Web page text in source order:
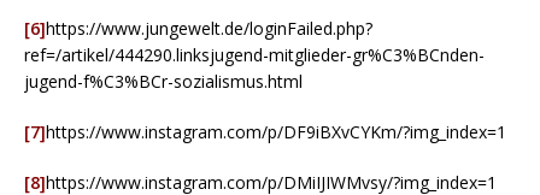
[6]https://www.jungewelt.de/loginFailed.php?
ref=/artikel/444290.linksjugend-mitglieder-gr%C3%BCnden-
jugend-f%C3%BCr-sozialismus.html
[7]https://www.instagram.com/p/DF9iBXvCYKm/?img_index=1
[8]https://www.instagram.com/p/DMiIJIWMvsy/?img_index=1